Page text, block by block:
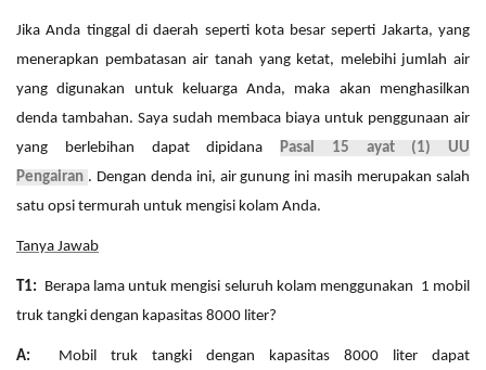
Jika Anda tinggal di daerah seperti kota besar seperti Jakarta, yang
menerapkan pembatasan air tanah yang ketat, melebihi jumlah air
yangdigunakan untuk keluarga Anda, maka akan menghasilkan
denda tambahan. Saya sudah membaca biaya untuk penggunaan air
yang berlebihan dapatdipidana
Pasal 15 ayat (1) UU
Pengairan . Dengan denda ini, air gunung ini masih merupakan salah
satu opsi termurah untuk mengisi kolam Anda.
Tanya Jawab
T1: Berapa lama untuk mengisi seluruh kolam menggunakan 1 mobil
truk tangki dengan kapasitas 8000 liter?
A:
Mobil truk tangki dengan kapasitas 8000 liter dapat